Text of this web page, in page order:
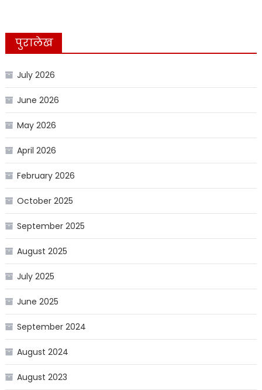
पुरालेख
July 2026
June 2026
May 2026
April 2026
February 2026
October 2025
September 2025
August 2025
July 2025
June 2025
September 2024
August 2024
August 2023